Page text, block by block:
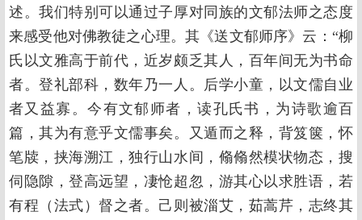
述。我们特别可以通过子厚对同族的文郁法师之态度
来感受他对佛教徒之心理。其《送文郁师序》云：“柳
氏以文雅高于前代，近岁颇乏其人，百年间无为书命
者。登礼部科，数年乃一人。后学小童，以文儒自业
者又益寡。今有文郁师者，读孔氏书，为诗歌逾百
篇，其为有意乎文儒事矣。又遁而之释，背笈箧，怀
笔牍，挟海溯江，独行山水间，翛翛然模状物态，搜
伺隐隙，登高远望，凄怆超忽，游其心以求胜语，若
有程（法式）督之者。己则被淄艾，茹蒿芹，志终其